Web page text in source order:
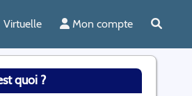
Virtuelle Mon compte
quoi ?